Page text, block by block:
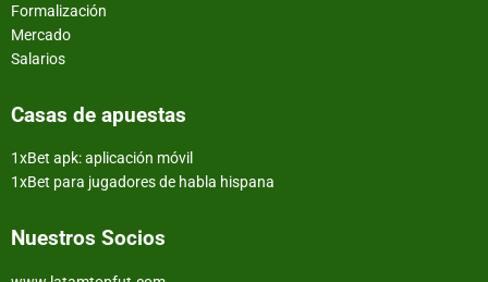
Formalización
Mercado
Salarios
Casas de apuestas
1xBet apk: aplicación móvil
1xBet para jugadores de habla hispana
Nuestros Socios